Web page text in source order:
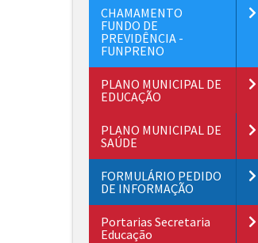
CHAMAMENTO
FUNDO DE
PREVIDÊNCIA -
FUNPRENO
PLANO MUNICIPAL DE
EDUCAÇÃO
PLANO MUNICIPAL DE
SAÚDE
FORMULÁRIO PEDIDO
DE INFORMAÇÃO
Portarias Secretaria
Educação